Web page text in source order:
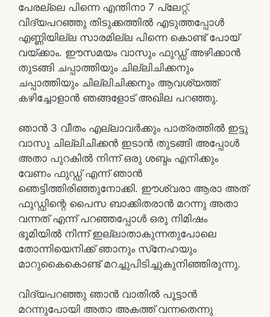
പേരല്ലെ പിന്നെ എന്തിനാ 7 പ്ലേറ്റ്.
വിദ്യപറഞ്ഞു തിടുക്കത്തില്‍ എടുത്തപ്പോള്‍
എണ്ണിയില്ല സാരമില്ല പിന്നെ കൊണ്ട് പോയ്
വയ്ക്കാം. ഈസമയം വാസും ഫുഡ്ഡ് അഴിക്കാന്‍
തുടങ്ങി ചപ്പാത്തിയും ചില്ലിചിക്കനും
ചപ്പാത്തിയും ചില്ലിചിക്കനും ആവശ്യത്ത്
കഴിച്ചോളാന്‍ ഞങ്ങളോട് അഖില പറഞ്ഞു.
ഞാന്‍ 3 വീതം എല്ലാവര്‍ക്കും പാത്രത്തില്‍ ഇട്ടു
വാസു ചില്ലിചിക്കന്‍ ഇടാന്‍ തുടങ്ങി അപ്പോള്‍
അതാ പുറകില്‍ നിന്ന് ഒരു ശബ്ദം എനിക്കും
വേണം ഫുഡ്ഡ് എന്ന് ഞാന്‍
ഞെട്ടിത്തിരിഞ്ഞുനോക്കി. ഈശ്വരാ ആരാ അത്
ഫുഡ്ഡിന്റെ പൈസ ബാക്കിതരാന്‍ മറന്നു അതാ
വന്നത് എന്ന് പറഞ്ഞപ്പോള്‍ ഒരു നിമിഷം
ഭൂമിയില്‍ നിന്ന് ഇല്ലാതാകുന്നതുപോലെ
തോന്നിയെനിക്ക് ഞാനും സ്‌നേഹയും
മാറുകൈകൊണ്ട് മറച്ചുപിടിച്ചുകുനിഞ്ഞിരുന്നു.
വിദ്യപറഞ്ഞു ഞാന്‍ വാതില്‍ പൂട്ടാന്‍
മറന്നുപോയി അതാ അകത്ത് വന്നതെന്നു